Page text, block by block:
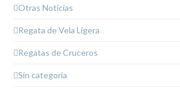
Otras Noticias
Regata de Vela Ligera
Regatas de Cruceros
Sin categoría